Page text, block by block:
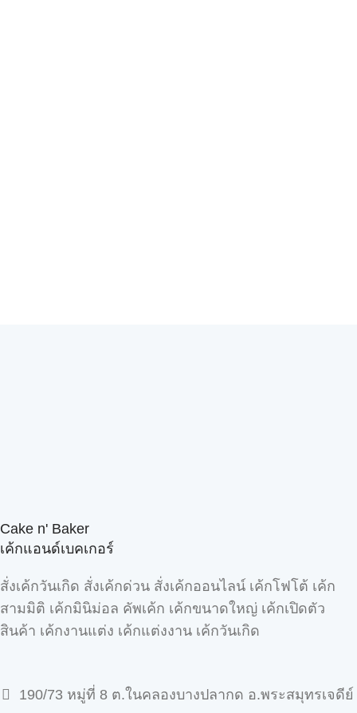
Cake n' Baker
เค้กแอนด์เบคเกอร์
สั่งเค้กวันเกิด สั่งเค้กด่วน สั่งเค้กออนไลน์ เค้กโฟโต้ เค้ก
สามมิติ เค้กมินิม่อล คัพเค้ก เค้กขนาดใหญ่ เค้กเปิดตัว
สินค้า เค้กงานแต่ง เค้กแต่งงาน เค้กวันเกิด
190/73 หมู่ที่ 8 ต.ในคลองบางปลากด อ.พระสมุทรเจดีย์